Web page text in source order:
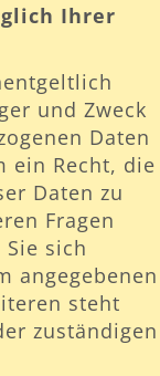
Ihrer
und Zweck
Daten
ein Recht, die
Daten zu
Fragen
sich
angegebenen
steht
zuständigen